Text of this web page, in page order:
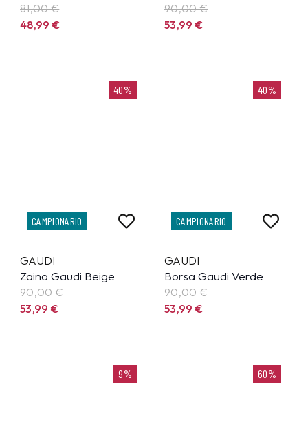
81,00 €
48,99€
90,00 €
53,99€
40%
CAMPIONARIO
GAUDI
Zaino Gaudi Beige
90,00 €
53,99€
40%
CAMPIONARIO
GAUDI
Borsa Gaudi Verde
90,00 €
53,99€
9% 60%